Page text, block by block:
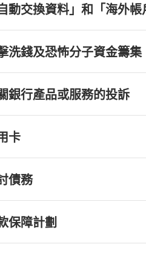
自動交換資料」和「海外帳
洗錢及恐怖分子資金籌集
銀行產品或服務的投訴
卡
債務
保障計劃